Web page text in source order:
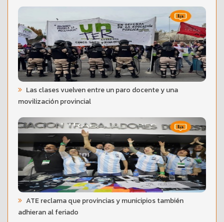
Las clases vuelven entre un paro docente y una
movilización provincial
ATE reclama que provincias y municipios también
adhieran al feriado